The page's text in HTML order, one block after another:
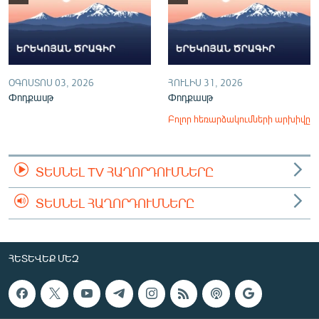
ՕԳՈՍՏՈՍ 03, 2026
Փոդքասթ
ՀՈՒԼԻՍ 31, 2026
Փոդքասթ
Բոլոր հեռարձակումների արխիվը
ՏԵՍՆԵԼ TV ՀԱՂՈՐԴՈՒՄՆԵՐԸ
ՏԵՍՆԵԼ ՀԱՂՈՐԴՈՒՄՆԵՐԸ
ՀԵՏԵՎԵՔ ՄԵԶ